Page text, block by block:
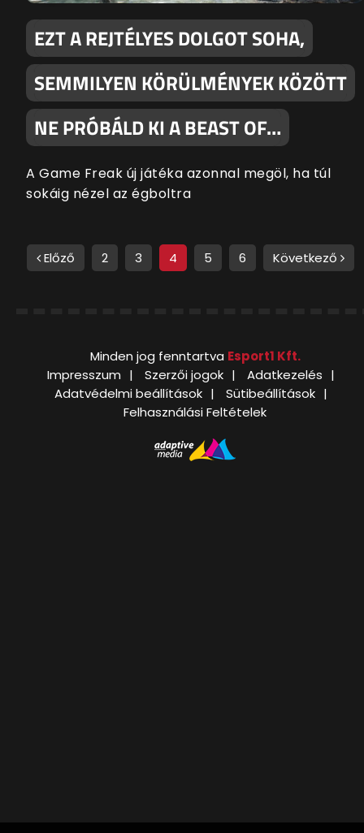
EZT A REJTÉLYES DOLGOT SOHA,
SEMMILYEN KÖRÜLMÉNYEK KÖZÖTT
NE PRÓBÁLD KI A BEAST OF…
A Game Freak új játéka azonnal megöl, ha túl
sokáig nézel az égboltra
Előző 2 3 4 5 6 Következő
Minden jog fenntartva Esport1 Kft.
Impresszum
Szerzői jogok
Adatkezelés
Adatvédelmi beállítások
Sütibeállítások
Felhasználási Feltételek